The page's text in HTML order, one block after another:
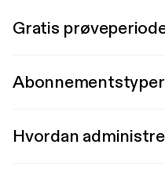
Gratis
Abonnementstyper
Hvordan